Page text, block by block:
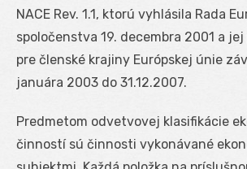
NACE Rev. 1.1, ktorú vyhlásila Rada
spoločenstva 19. decembra 2001 a
pre členské krajiny Európskej únie
januára 2003 do 31.12.2007.
Predmetom odvetvovej klasifikácie
činností sú činnosti vykonávané